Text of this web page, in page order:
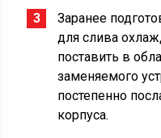
Заранее
для слива
поставить в
заменяемого
постепенно
корпуса.